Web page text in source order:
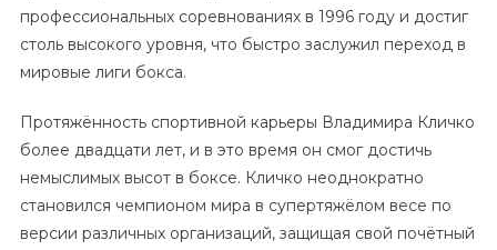
профессиональных соревнованиях в 1996 году и достиг
столь высокого уровня, что быстро заслужил переход в
мировые лиги бокса.
Протяжённость спортивной карьеры Владимира Кличко
более двадцати лет, и в это время он смог достичь
немыслимых высот в боксе. Кличко неоднократно
становился чемпионом мира в супертяжёлом весе по
версии различных организаций, защищая свой почётный